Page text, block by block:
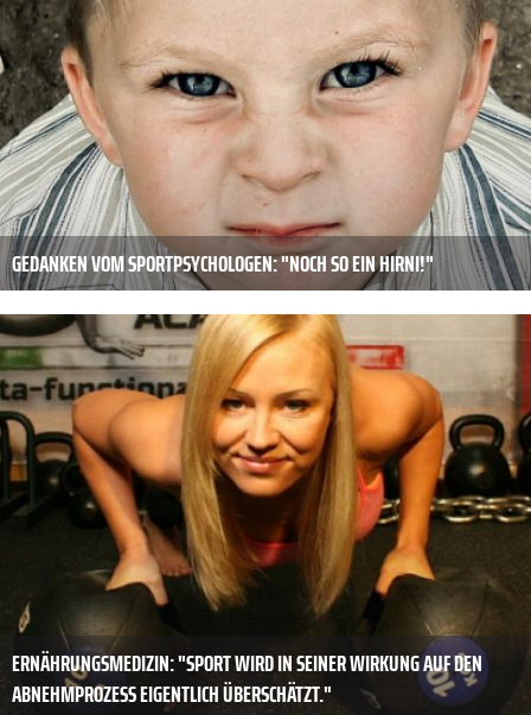
GEDANKEN VOM SPORTPSYCHOLOGEN: "NOCH SO EIN HIRNI!"
ERNÄHRUNGSMEDIZIN: "SPORT WIRD IN SEINER WIRKUNG AUF DEN
ABNEHMPROZESS EIGENTLICH ÜBERSCHÄTZT."